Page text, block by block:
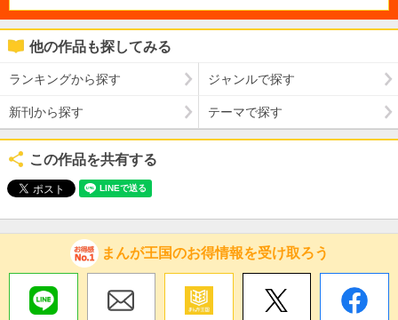
他の作品も探してみる
ランキングから探す ジャンルで探す
新刊から探す テーマで探す
この作品を共有する
まんが王国のお得情報を受け取ろう